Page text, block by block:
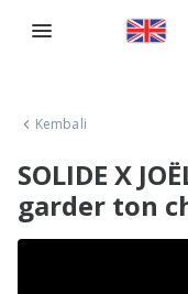
Kembali
SOLIDE X
garder ton